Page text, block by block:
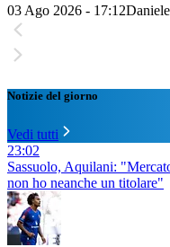
03 Ago 2026 - 17:12
Notizie del giorno
Vedi tutti
23:02
Sassuolo, Aquilani:
non ho neanche un titolare"